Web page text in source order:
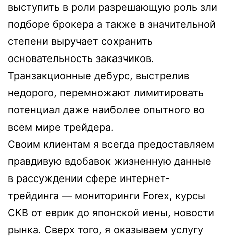
выступить в роли разрешающую роль зли
подборе брокера а также в значительной
степени выручает сохранить
основательность заказчиков.
Транзакционные дебурс, выстрелив
недорого, перемножают лимитировать
потенциал даже наиболее опытного во
всем мире трейдера.
Своим клиентам я всегда предоставляем
правдивую вдобавок жизненную данные
в рассуждении сфере интернет-
трейдинга — мониторинги Forex, курсы
СКВ от еврик до японской иены, новости
рынка. Сверх того, я оказываем услугу